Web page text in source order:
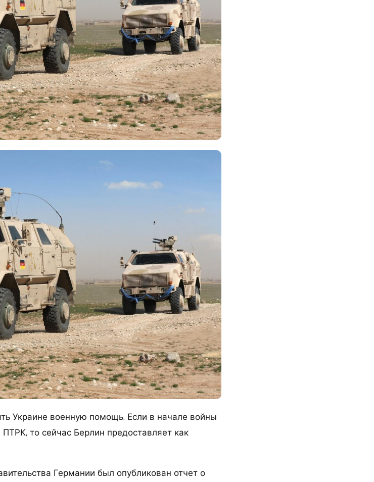
Украине военную помощь. Если в начале войны
то сейчас Берлин предоставляет как
Германии был опубликован отчет о